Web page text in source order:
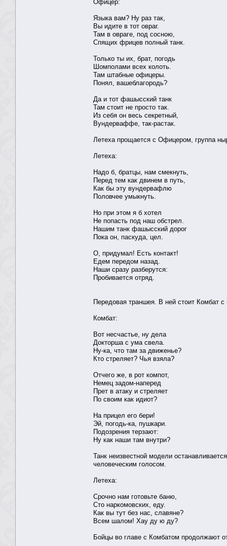
Офицер:
Языка вам? Ну раз так,
Вы идите в тот овраг.
Там в овраге, под сосною,
Спящих фрицев полный танк.
Только ты их, брат, погодь
Шомполами всех колоть.
Там штабные офицеры.
Понял, вашеблагородь?
Да и тот фашысский танк
Там стоит не просто так.
Из себя он весь секретный,
Вундерваффе, так-растак.
Летеха прощается с Офицером, группа
Летеха:
Надо б, братцы, нам смекнуть,
Перед тем как двинем в путь,
Как бы эту вундервафлю
Половчее умыкнуть.
Но при этом я б хотел
Не попасть под наш обстрел.
Нашим танк фашысский дорог
Пока он, паскуда, цел.
О, придумал! Есть контакт!
Едем передом назад.
Наши сразу разберутся:
Пробивается отряд.
Передовая траншея. В ней стоит Комбат
Комбат:
Вот несчастье, ну дела
Докторша с ума свела.
Ну-ка, что там за движенье?
Кто стреляет? Чья взяла?
Отчего же, в рот компот,
Немец задом-наперед
Прет в атаку и стреляет
По своим как идиот?
На прицел его бери!
Эй, погодь-ка, пушкари.
Подозрения терзают:
Ну как наши там внутри?
Танк неизвестной модели
человеческим голосом.
Летеха:
Срочно нам готовьте баню,
Сто наркомовских, еду.
Как вы тут без нас, славяне?
Всем шалом! Хау ду ю ду?
Бойцы во главе с Комбатом продолжают